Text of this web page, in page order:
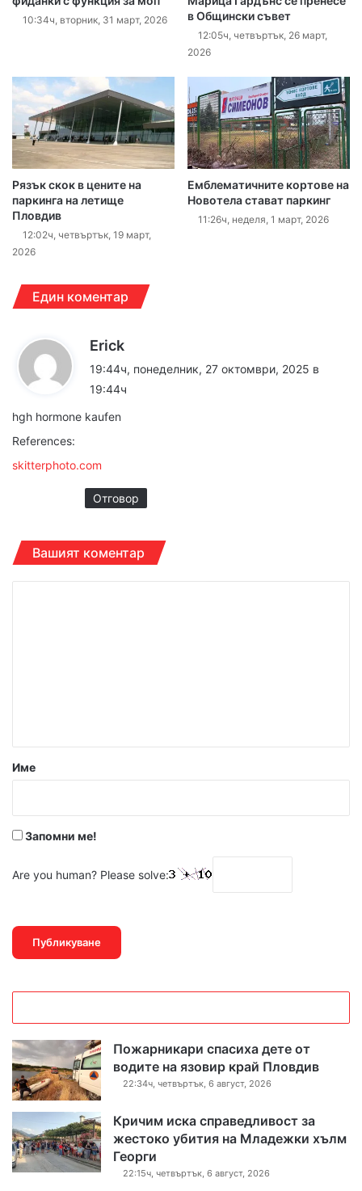
10:34ч, вторник, 31 март, 2026
в Общински съвет
12:05ч, четвъртък, 26 март,
2026
Рязък скок в цените на
паркинга на летище
Пловдив
12:02ч, четвъртък, 19 март,
2026
Eмблематичните кортове на
Новотела стават паркинг
11:26ч, неделя, 1 март, 2026
Един коментар
Erick
19:44ч, понеделник, 27 октомври, 2025 в
19:44ч
hgh hormone kaufen
References:
skitterphoto.com
Отговор
Вашият коментар
р
Име
Запомни ме!
Are you human? Please solve:
Пожарникари спасиха дете от
водите на язовир край Пловдив
22:34ч, четвъртък, 6 август, 2026
Кричим иска справедливост за
жестоко убития на Младежки хълм
Георги
22:15ч, четвъртък, 6 август, 2026